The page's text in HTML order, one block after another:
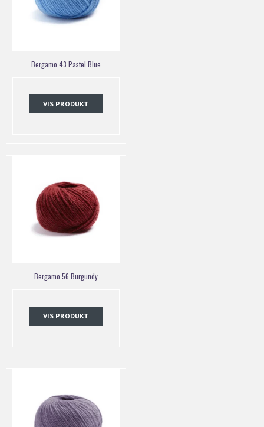
Bergamo 43 Pastel Blue
VIS PRODUKT
Bergamo 56 Burgundy
VIS PRODUKT